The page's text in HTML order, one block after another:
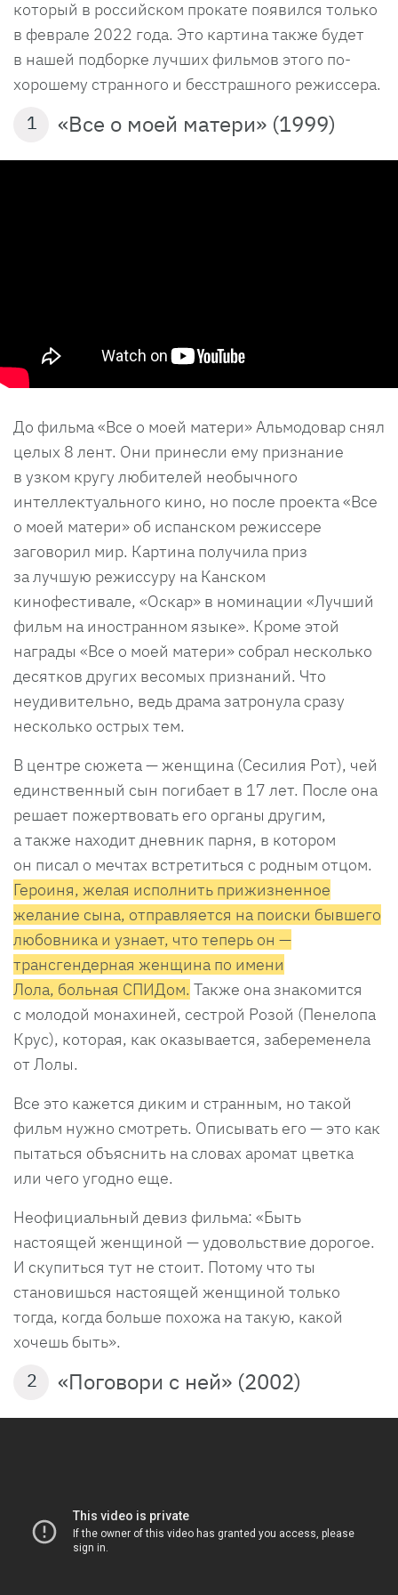
который в российском прокате появился только
в феврале 2022 года. Это картина также будет
в нашей подборке лучших фильмов этого по-
хорошему странного и бесстрашного режиссера.
1 «Все о моей матери» (1999)
До фильма «Все о моей матери» Альмодовар снял
целых 8 лент. Они принесли ему признание
в узком кругу любителей необычного
интеллектуального кино, но после проекта «Все
о моей матери» об испанском режиссере
заговорил мир. Картина получила приз
за лучшую режиссуру на Канском
кинофестивале, «Оскар» в номинации «Лучший
фильм на иностранном языке». Кроме этой
награды «Все о моей матери» собрал несколько
десятков других весомых признаний. Что
неудивительно, ведь драма затронула сразу
несколько острых тем.
В центре сюжета — женщина (Сесилия Рот), чей
единственный сын погибает в 17 лет. После она
решает пожертвовать его органы другим,
а также находит дневник парня, в котором
он писал о мечтах встретиться с родным отцом.
Героиня, желая исполнить прижизненное
желание сына, отправляется на поиски бывшего
любовника и узнает, что теперь он —
трансгендерная женщина по имени
Лола, больная СПИДом. Также она знакомится
с молодой монахиней, сестрой Розой (Пенелопа
Крус), которая, как оказывается, забеременела
от Лолы.
Все это кажется диким и странным, но такой
фильм нужно смотреть. Описывать его — это как
пытаться объяснить на словах аромат цветка
или чего угодно еще.
Неофициальный девиз фильма: «Быть
настоящей женщиной — удовольствие дорогое.
И скупиться тут не стоит. Потому что ты
становишься настоящей женщиной только
тогда, когда больше похожа на такую, какой
хочешь быть».
2 «Поговори с ней» (2002)